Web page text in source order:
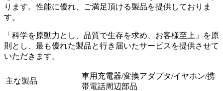
ります。性能に優れ、ご満足頂ける製品を提供しておりま
す。
「科学を原動力とし、品質で生存を求め、お客様至上」を原
則とし、最も優れた製品と行き届いたサービスを提供させて
いただきます。
主な製品
車用充電器/変換アダプタ/イヤホン/携
帯電話周辺部品